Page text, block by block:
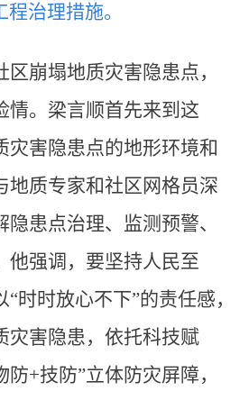
程治理措施。
区崩塌地质灾害隐患点，
情。梁言顺首先来到这
灾害隐患点的地形环境和
地质专家和社区网格员深
患点治理、监测预警、
他强调，要坚持人民至
“时时放心不下”的责任感，
灾害隐患，依托科技赋
+技防”立体防灾屏障，